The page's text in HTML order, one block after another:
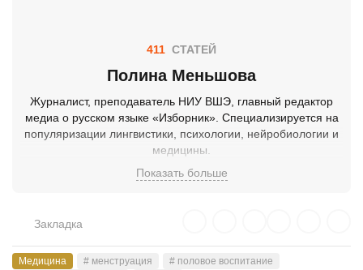
Полина Меньшова
411 СТАТЕЙ
Журналист, преподаватель НИУ ВШЭ, главный редактор
медиа о русском языке «Изборник». Специализируется на
популяризации лингвистики, психологии, нейробиологии и
медицины.
Показать больше
Закладка
Медицина # менструация
# половое воспитание